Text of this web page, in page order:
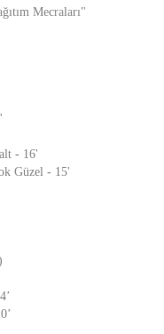
Mecraları"
- 16'
Güzel - 15'